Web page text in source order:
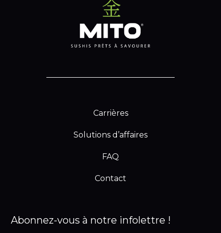
Carrières
Solutions d’affaires
FAQ
Contact
Abonnez-vous à notre infolettre !